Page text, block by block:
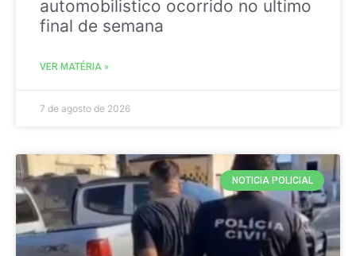
automobilistico ocorrido no ultimo
final de semana
VER MATÉRIA »
7 de agosto de 2026
NOTICIA POLICIAL